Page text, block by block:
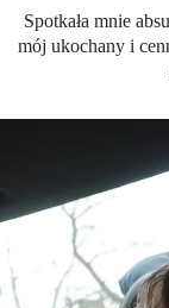
Spotkała mnie
mój ukochany i